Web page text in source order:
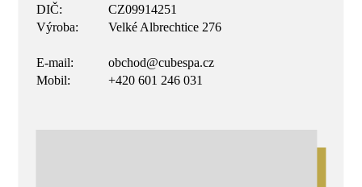
DIČ:
CZ09914251
Výroba:
Velké Albrechtice 276
E-mail:
obchod@cubespa.cz
Mobil:
+420 601 246 031